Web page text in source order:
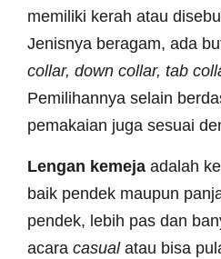
memiliki kerah atau
Jenisnya beragam, ada
collar, down collar, tab
Pemilihannya selain
pemakaian juga sesuai
Lengan kemeja adalah
baik pendek maupun
pendek, lebih pas dan
acara casualatau bisa